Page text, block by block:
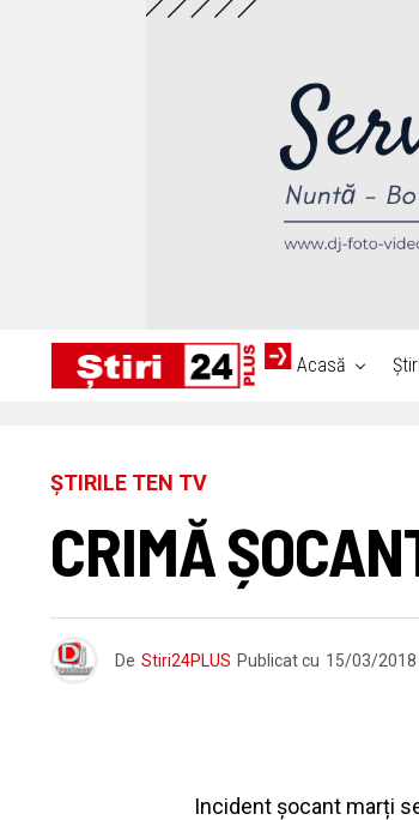
Acasă
ȘTIRILE TEN TV
CRIMĂ
De Stiri24PLUS Publicat cu 15/03/2018
Incident șocant marți